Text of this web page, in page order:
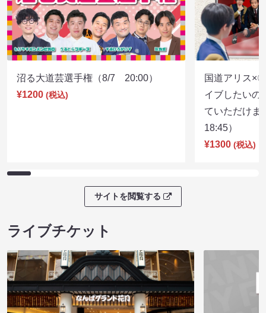
沼る大道芸選手権（8/7 20:00）
¥1200 (税込)
国道アリス×
イブしたいの
ていただけ
18:45）
¥1300 (税込)
サイトを閲覧する
ライブチケット